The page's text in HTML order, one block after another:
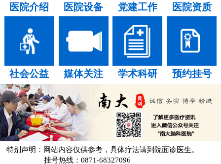
医院介绍 医院设备 党建工作 医院资质
社会公益 媒体关注 学术科研 预约挂号
特别声明：网站内容仅供参考，具体疗法请到院面诊医生。
挂号热线：0871-68327096